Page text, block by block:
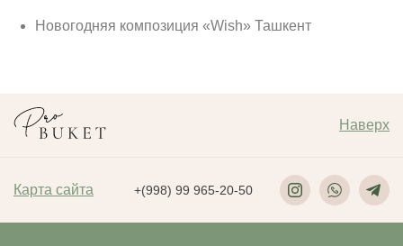
Новогодняя композиция «Wish» Ташкент
Наверх
Карта сайта +(998) 99 965-20-50